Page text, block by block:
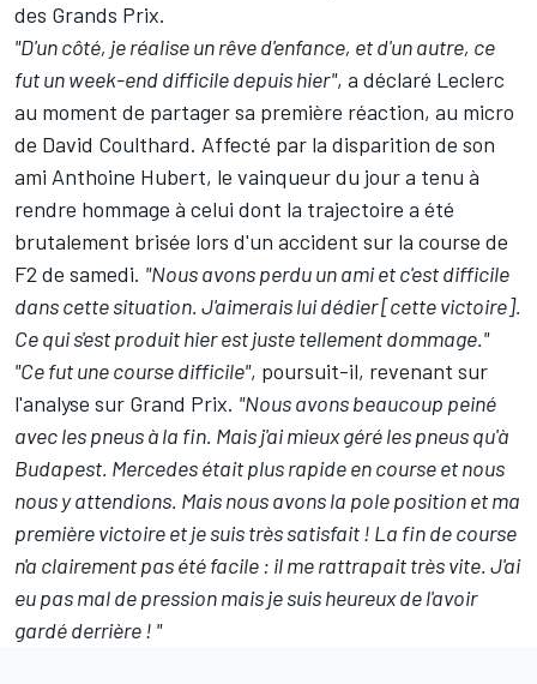
des Grands Prix.
"D'un côté, je réalise un rêve d'enfance, et d'un autre, ce
fut un week-end difficile depuis hier", a déclaré Leclerc
au moment de partager sa première réaction, au micro
de David Coulthard. Affecté par la disparition de son
ami Anthoine Hubert, le vainqueur du jour a tenu à
rendre hommage à celui dont la trajectoire a été
brutalement brisée lors d'un accident sur la course de
F2 de samedi. "Nous avons perdu un ami et c'est difficile
dans cette situation. J'aimerais lui dédier [cette victoire].
Ce qui s'est produit hier est juste tellement dommage."
"Ce fut une course difficile", poursuit-il, revenant sur
l'analyse sur Grand Prix. "Nous avons beaucoup peiné
avec les pneus à la fin. Mais j'ai mieux géré les pneus qu'à
Budapest. Mercedes était plus rapide en course et nous
nous y attendions. Mais nous avons la pole position et ma
première victoire et je suis très satisfait ! La fin de course
n'a clairement pas été facile : il me rattrapait très vite. J'ai
eu pas mal de pression mais je suis heureux de l'avoir
gardé derrière ! "